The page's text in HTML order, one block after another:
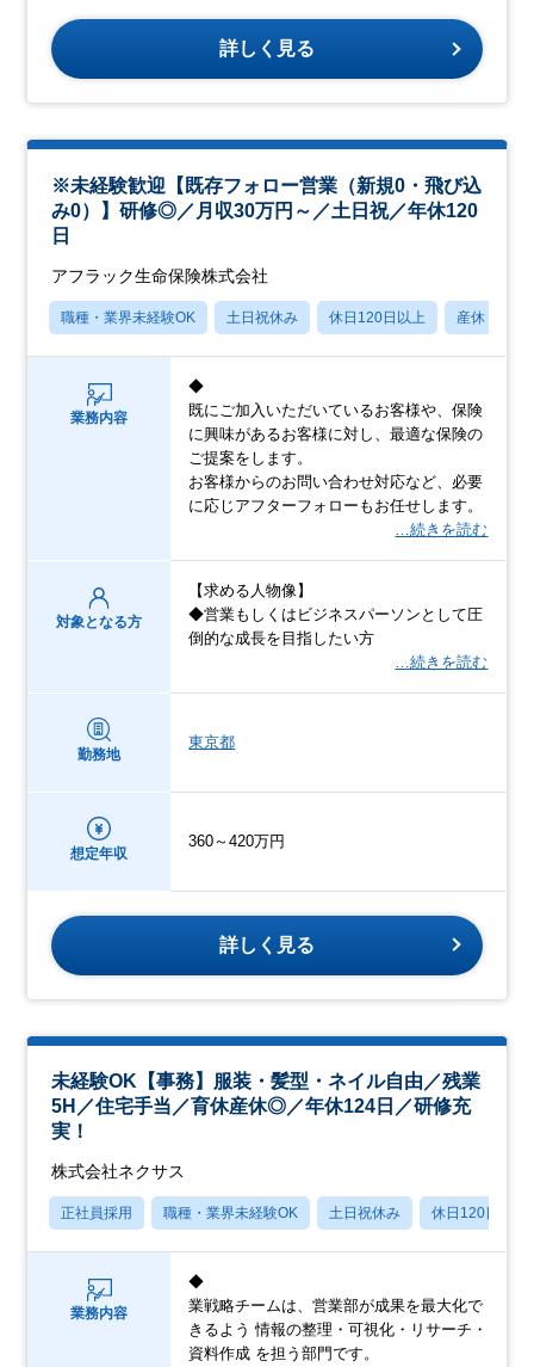
詳しく見る
※未経験歓迎【既存フォロー営業（新規0・飛び込
み0）】研修◎／月収30万円～／土日祝／年休120
日
アフラック生命保険株式会社
職種・業界未経験OK 土日祝休み 休日120日以上 産休・育休
業務内容
◆
既にご加入いただいているお客様や、保険
に興味があるお客様に対し、最適な保険の
ご提案をします。
お客様からのお問い合わせ対応など、必要
に応じアフターフォローもお任せします。
…続きを読む
対象となる方
【求める人物像】
◆営業もしくはビジネスパーソンとして圧
倒的な成長を目指したい方
…続きを読む
勤務地
東京都
想定年収
360～420万円
詳しく見る
未経験OK【事務】服装・髪型・ネイル自由／残業
5H／住宅手当／育休産休◎／年休124日／研修充
実！
株式会社ネクサス
正社員採用 職種・業界未経験OK 土日祝休み 休日120日以上
業務内容
◆
業戦略チームは、営業部が成果を最大化で
きるよう 情報の整理・可視化・リサーチ・
資料作成 を担う部門です。